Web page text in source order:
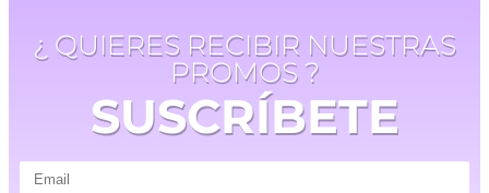
¿ QUIERES RECIBIR NUESTRAS
PROMOS ?
SUSCRÍBETE